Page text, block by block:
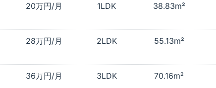
20万円/月 1LDK
38.83m²
28万円/月 2LDK
55.13m²
36万円/月 3LDK
70.16m²